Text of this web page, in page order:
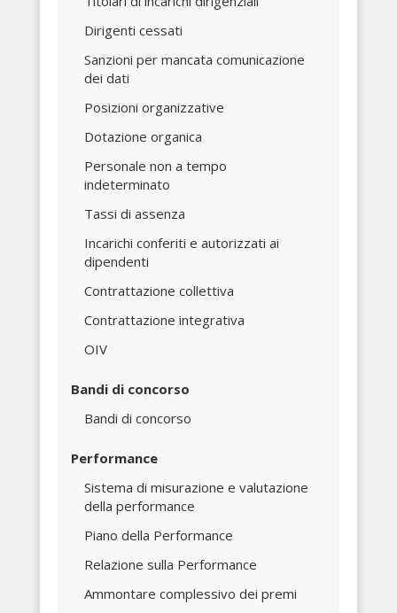
Dirigenti cessati
Sanzioni per mancata comunicazione
dei dati
Posizioni organizzative
Dotazione organica
Personale non a tempo
indeterminato
Tassi di assenza
Incarichi conferiti e autorizzati ai
dipendenti
Contrattazione collettiva
Contrattazione integrativa
OIV
Bandi di concorso
Bandi di concorso
Performance
Sistema di misurazione e valutazione
della performance
Piano della Performance
Relazione sulla Performance
Ammontare complessivo dei premi